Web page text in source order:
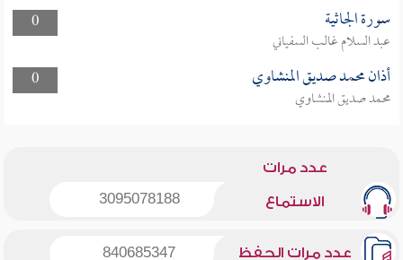
0
سورة الجاثية
عبد السلام غالب السفياني
0
أذان محمد صديق المنشاوي
محمد صديق المنشاوي
عدد مرات
الاستماع 3095078188
عدد مرات الحفظ 840685347